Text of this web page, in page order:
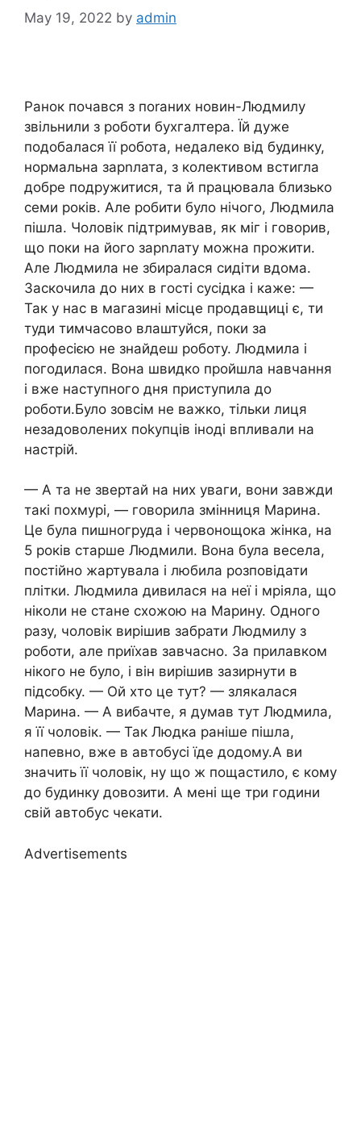
May 19, 2022 by admin
Ранок почався з поrаних новин-Людмилу
звільнили з роботи бухгалтера. Їй дуже
подобалася її робота, недалеко від будинку,
нормальна зарnлата, з колективом встигла
добре подружитися, та й працювала близько
семи років. Але робити було нічого, Людмила
пішла. Чоловік підтримував, як міг і говорив,
що поки на його зарnлату можна прожити.
Але Людмила не збиралася сидіти вдома.
Заскочила до них в гості сусідка і каже: —
Так у нас в магазині місце продавщиці є, ти
туди тимчасово влаштуйся, поки за
професією не знайдеш роботу. Людмила і
погодилася. Вона швидко пройшла навчання
і вже наступного дня приступила до
роботи.Було зовсім не важко, тільки лиця
незадоволених поkупців іноді впливали на
настрій.
— А та не звертай на них уваги, вони завжди
такі похмурі, — говорила змінниця Марина.
Це була пишногруда і червонощока жінка, на
5 років старше Людмили. Вона була весела,
постійно жартувала і любила розповідати
плітки. Людмила дивилася на неї і мріяла, що
ніколи не стане схожою на Марину. Одного
разу, чоловік вирішив забрати Людмилу з
роботи, але приїхав завчасно. За прилавком
нікого не було, і він вирішив зазирнути в
підсобку. — Ой хто це тут? — злякалася
Марина. — А вибачте, я думав тут Людмила,
я її чоловік. — Так Людка раніше пішла,
напевно, вже в автобусі їде додому.А ви
значить її чоловік, ну що ж пощастило, є кому
до будинку довозити. А мені ще три години
свій автобус чекати.
Advertisements